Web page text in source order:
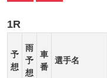
1R
予
想
雨
予
想
車
番
選手名